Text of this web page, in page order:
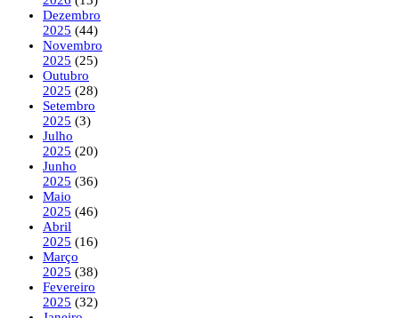
Dezembro
2025 (44)
Novembro
2025 (25)
Outubro
2025 (28)
Setembro
2025 (3)
Julho
2025 (20)
Junho
2025 (36)
Maio
2025 (46)
Abril
2025 (16)
Março
2025 (38)
Fevereiro
2025 (32)